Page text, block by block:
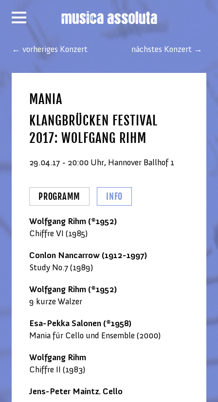
← vorheriges Konzert nächstes Konzert →
MANIA
KLANGBRÜCKEN FESTIVAL
2017: WOLFGANG RIHM
29.04.17 - 20:00 Uhr, Hannover Ballhof 1
PROGRAMM INFO
Wolfgang Rihm (*1952)
Chiffre VI (1985)
Conlon Nancarrow (1912-1997)
Study No.7 (1989)
Wolfgang Rihm (*1952)
9 kurze Walzer
Esa-Pekka Salonen (*1958)
Mania für Cello und Ensemble (2000)
Wolfgang Rihm
Chiffre II (1983)
Jens-Peter Maintz. Cello